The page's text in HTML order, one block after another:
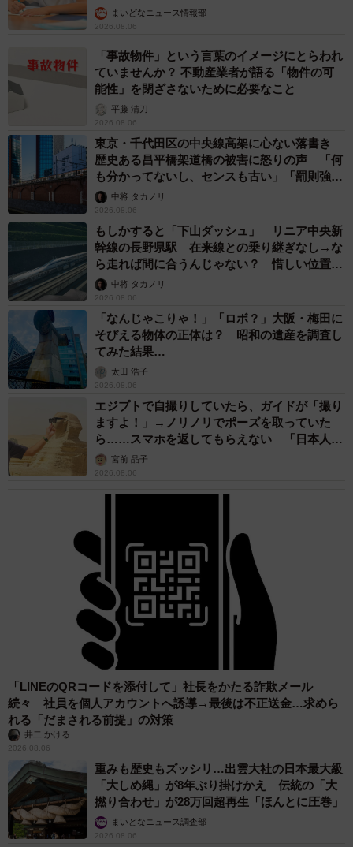
まいどなニュース情報部
2026.08.06
「事故物件」という言葉のイメージにとらわれ
ていませんか？ 不動産業者が語る「物件の可
能性」を閉ざさないために必要なこと
平藤 清刀
2026.08.06
東京・千代田区の中央線高架に心ない落書き
歴史ある昌平橋架道橋の被害に怒りの声 「何
も分かってないし、センスも古い」「罰則強化
して」中将 タカノリ
2026.08.06
もしかすると「下山ダッシュ」 リニア中央新
幹線の長野県駅 在来線との乗り継ぎなし→な
ら走れば間に合うんじゃない？ 惜しい位置関
係が反響
中将 タカノリ
2026.08.06
「なんじゃこりゃ！」「ロボ？」大阪・梅田に
そびえる物体の正体は？ 昭和の遺産を調査し
てみた結果…
太田 浩子
2026.08.06
エジプトで自撮りしていたら、ガイドが「撮り
ますよ！」→ノリノリでポーズを取っていた
ら……スマホを返してもらえない 「日本人は
カモ代表かも」「私は6時間で3万円払った」
宮前 晶子
2026.08.06
「LINEのQRコードを添付して」社長をかたる詐欺メール
続々 社員を個人アカウントへ誘導→最後は不正送金…求めら
れる「だまされる前提」の対策
井二 かける
2026.08.06
重みも歴史もズッシリ…出雲大社の日本最大級
「大しめ縄」が8年ぶり掛けかえ 伝統の「大
撚り合わせ」が28万回超再生「ほんとに圧巻」
まいどなニュース調査部
2026.08.06